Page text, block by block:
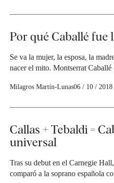
Por qué Caballé fue
Se va la mujer, la esposa, la
nacer el mito. Montserrat
Milagros Martín-Lunas06 / 10 / 2018
Callas + Tebaldi =
universal
Tras su debut en el Carnegie
comparó a la soprano española